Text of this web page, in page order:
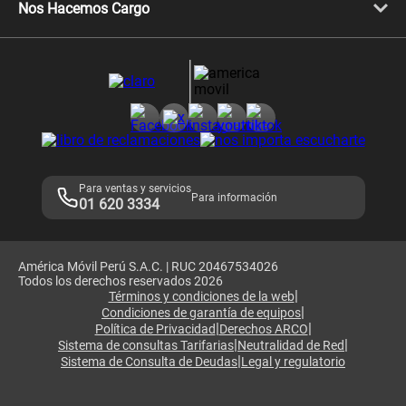
Comprobantes electrónicos
Consulta de IMEI
Nos Hacemos Cargo
Consulta de reclamos
Adquirientes iPhone 6, 6S y SE
Mensaje de Seguridad
Términos y Condiciones de Tienda Claro
Libro de Reclamaciones
Para ventas y servicios
01 620 3334 Para información
América Móvil Perú S.A.C. | RUC 20467534026
Todos los derechos reservados 2026
Términos y condiciones de la web|
Condiciones de garantía de equipos|
Política de Privacidad|Derechos ARCO|
Sistema de consultas Tarifarias|Neutralidad de Red|
Sistema de Consulta de Deudas|Legal y regulatorio